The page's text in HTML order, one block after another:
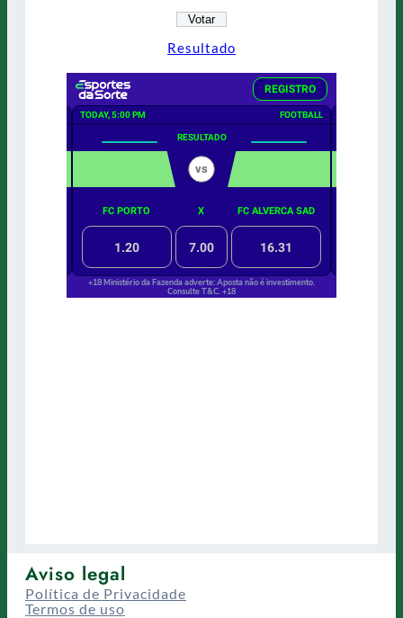
Resultado
Aviso legal
Política de Privacidade
Termos de uso